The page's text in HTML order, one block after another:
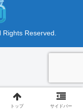
Reserved.
トップ サイドバー